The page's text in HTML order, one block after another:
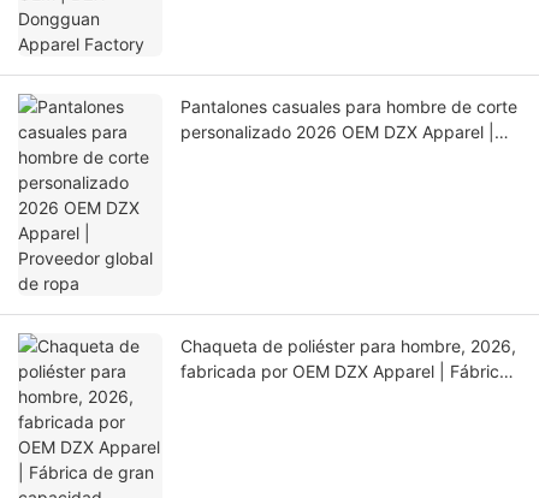
Pantalones casuales para hombre de corte
personalizado 2026 OEM DZX Apparel |
Chaqueta de poliéster para hombre, 2026,
fabricada por OEM DZX Apparel | Fábrica